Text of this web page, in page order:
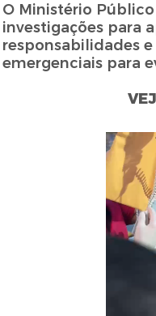
O Ministério
investigações para
responsabilidades
emergenciais para